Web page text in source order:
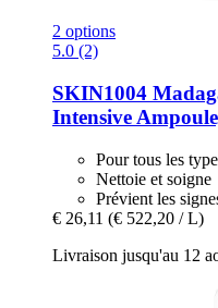
2 options
5.0 (2)
SKIN1004
Intensive
Pour tous les
Nettoie et soigne
Prévient les
€ 26,11 (€ 522,20 / L)
Livraison jusqu'au 12